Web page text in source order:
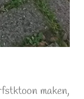
maken,